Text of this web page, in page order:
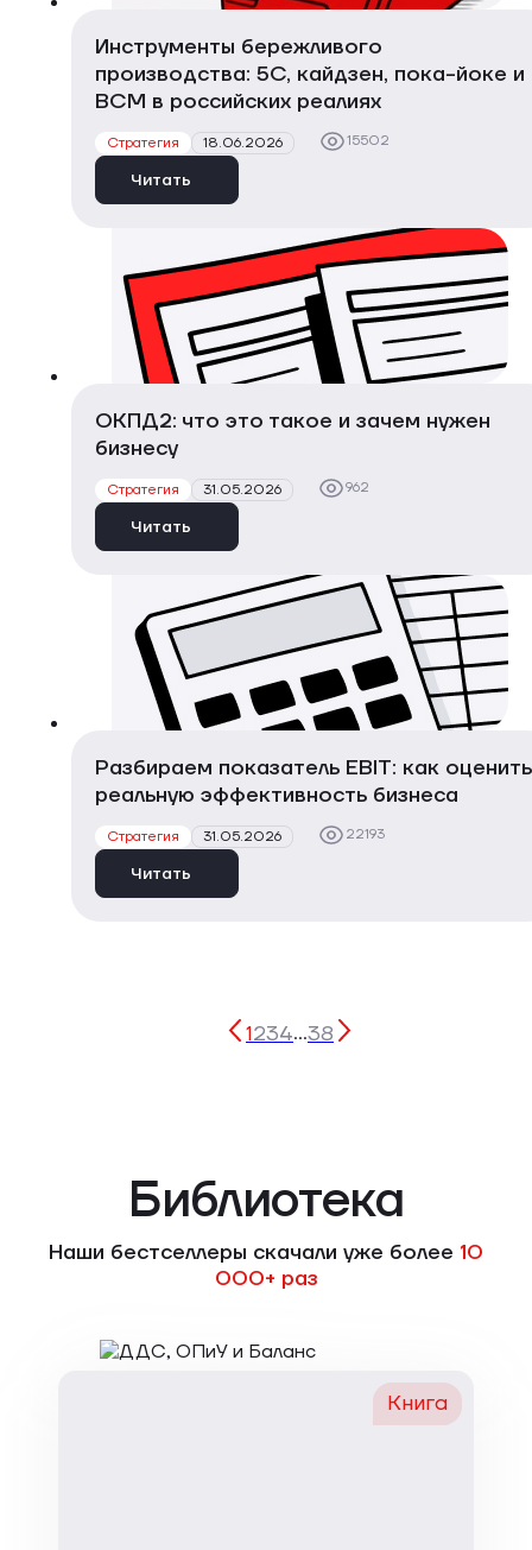
Инструменты бережливого
производства: 5С, кайдзен, пока-йоке и
ВСМ в российских реалиях
Стратегия 18.06.2026 15502
Читать
ОКПД2: что это такое и зачем нужен
бизнесу
Стратегия 31.05.2026 962
Читать
Разбираем показатель EBIT: как оценить
реальную эффективность бизнеса
Стратегия 31.05.2026 22193
Читать
1234...38
Библиотека
Наши бестселлеры скачали уже более 10
000+ раз
Книга